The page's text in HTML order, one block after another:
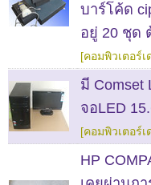
บาร์โค้ด
อยู่ 20 ชุด
[คอมพิวเตอร์
มี Comset
จอLED
[คอมพิวเตอร์
HP